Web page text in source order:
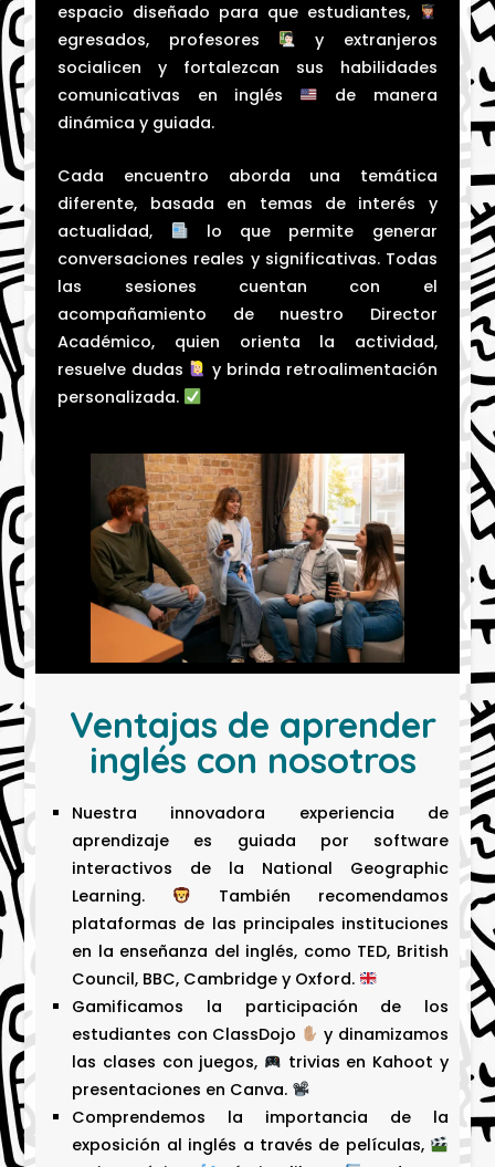
espacio diseñado para que estudiantes,
egresados, profesores
y extranjeros
socialicen y fortalezcan sus habilidades
comunicativas en inglés
de manera
dinámica y guiada.
Cada encuentro aborda una temática
diferente, basada en temas de interés y
actualidad,
lo que permite generar
conversaciones reales y significativas. Todas
las sesiones cuentan con el
acompañamiento de nuestro Director
Académico, quien orienta la actividad,
resuelve dudas
y brinda retroalimentación
personalizada.
Ventajas de aprender
inglés con nosotros
Nuestra innovadora experiencia de
aprendizaje es guiada por software
interactivos de la National Geographic
Learning.
También recomendamos
plataformas de las principales instituciones
en la enseñanza del inglés, como TED, British
Council, BBC, Cambridge y Oxford.
Gamificamos la participación de los
estudiantes con ClassDojo
y dinamizamos
las clases con juegos,
trivias en Kahoot y
presentaciones en Canva.
Comprendemos la importancia de la
exposición al inglés a través de películas,